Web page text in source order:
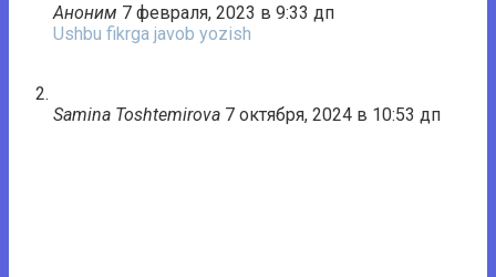
Аноним 7 февраля, 2023 в 9:33 дп
Ushbu fikrga javob yozish
Samina Toshtemirova 7 октября, 2024 в 10:53 дп